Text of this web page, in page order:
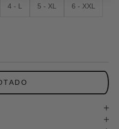
4 - L 5 - XL 6 - XXL